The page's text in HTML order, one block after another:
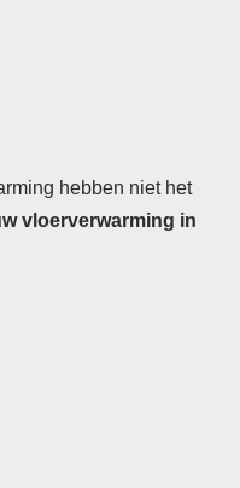
hebben niet het
vloerverwarming in